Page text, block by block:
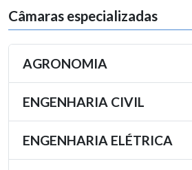
Câmaras especializadas
AGRONOMIA
ENGENHARIA CIVIL
ENGENHARIA ELÉTRICA